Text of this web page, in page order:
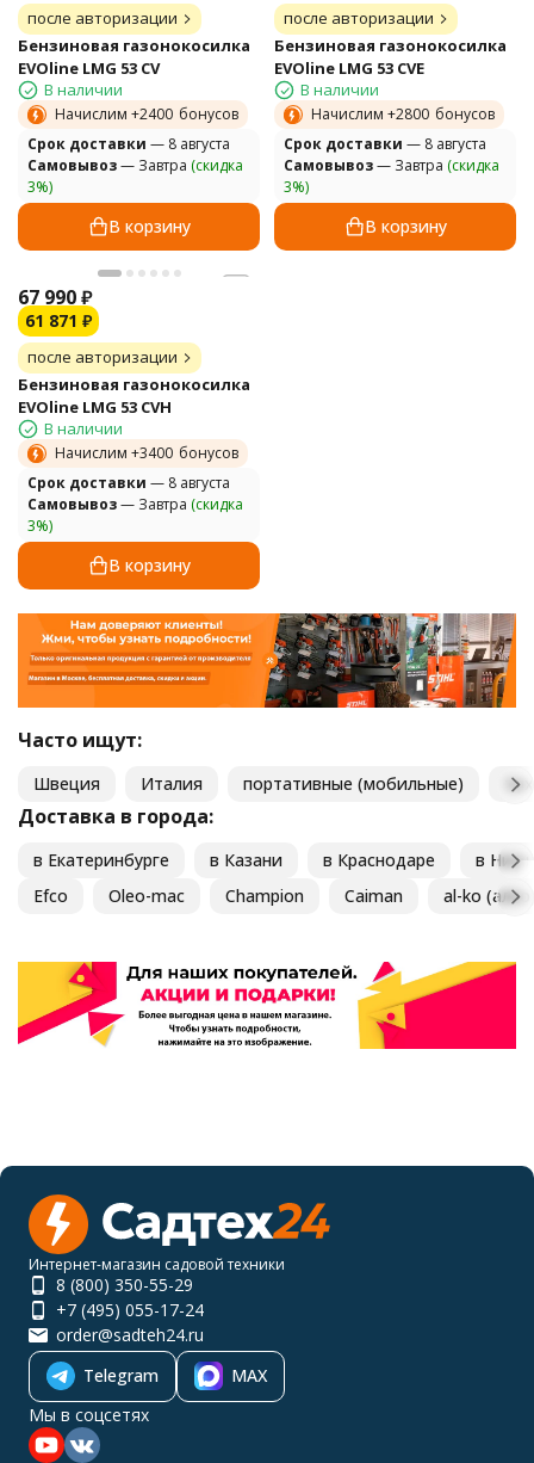
после авторизации
Бензиновая газонокосилка
EVOline LMG 53 CV
В наличии
Начислим +2400 бонусов
Cрок доставки — 8 августа
Самовывоз— Завтра (скидка
3%)
В корзину
после авторизации
Бензиновая газонокосилка
EVOline LMG 53 CVE
В наличии
Начислим +2800 бонусов
Cрок доставки — 8 августа
Самовывоз— Завтра (скидка
3%)
В корзину
67 990₽
61 871 ₽
после авторизации
Бензиновая газонокосилка
EVOline LMG 53 CVH
В наличии
Начислим +3400 бонусов
Cрок доставки — 8 августа
Самовывоз— Завтра (скидка
3%)
В корзину
Часто ищут:
Швеция Италия портативные (мобильные)
Доставка в города:
в Екатеринбурге в Казани в Краснодаре
в
Efco
Oleo-mac Champion Caiman al-ko
Интернет-магазин садовой техники
8 (800) 350-55-29
+7 (495) 055-17-24
order@sadteh24.ru
Telegram
MAX
Мы в соцсетях